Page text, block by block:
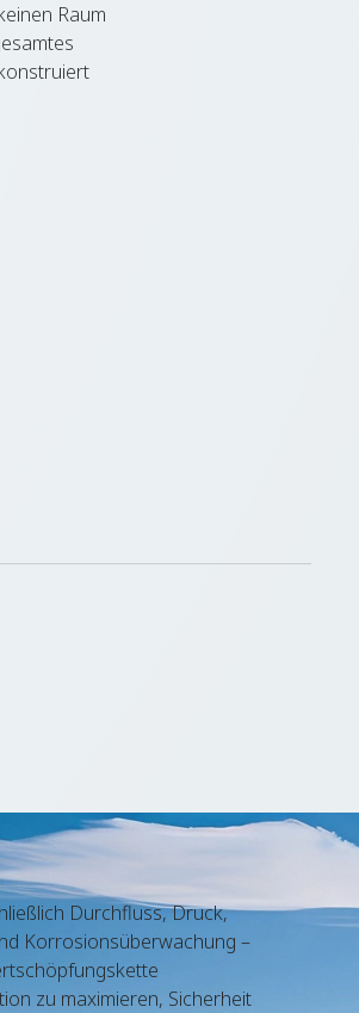
Raum
Durchfluss, Druck,
Korrosionsüberwachung –
zu maximieren, Sicherheit